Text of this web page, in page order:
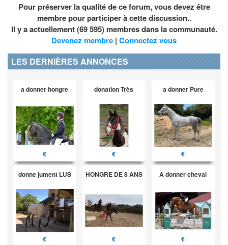
Pour préserver la qualité de ce forum, vous devez être
membre pour participer à cette discussion..
Il y a actuellement (69 595) membres dans la communauté.
Devenez membre | Connectez vous
LES DERNIÈRES ANNONCES
a donner hongre
€
donation Très
€
a donner Pure
€
donne jument LUS
€
HONGRE DE 8 ANS
€
A donner cheval
€